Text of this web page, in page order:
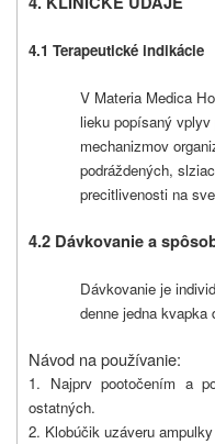
4.1 Terapeutické indikácie
V Materia Medica
lieku popísaný
mechanizmov
podráždených,
precitlivenosti na
4.2 Dávkovanie a
Dávkovanie je
denne jedna kvapka
Návod na používanie:
1. Najprv pootočením a
ostatných.
2. Klobúčik uzáveru